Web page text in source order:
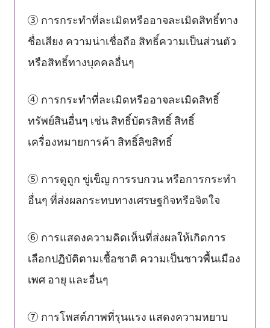
③ การกระทำที่ละเมิดหรืออาจละเมิดสิทธิ์ทาง
ชื่อเสียง ความน่าเชื่อถือ สิทธิ์ความเป็นส่วนตัว
หรือสิทธิ์ทางบุคคลอื่นๆ
④ การกระทำที่ละเมิดหรืออาจละเมิดสิทธิ์
ทรัพย์สินอื่นๆ เช่น สิทธิ์บัตรสิทธิ์ สิทธิ์
เครื่องหมายการค้า สิทธิ์ลิขสิทธิ์
⑤ การดูถูก ขู่เข็ญ การรบกวน หรือการกระทำ
อื่นๆ ที่ส่งผลกระทบทางเศรษฐกิจหรือจิตใจ
⑥ การแสดงความคิดเห็นที่ส่งผลให้เกิดการ
เลือกปฏิบัติตามเชื้อชาติ ความเป็นชาวพื้นเมือง
เพศ อายุ และอื่นๆ
⑦ การโพสต์ภาพที่รุนแรง แสดงความหยาบ